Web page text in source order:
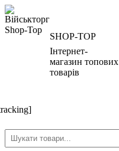
Перейти
до
вмісту
SHOP-TOP
Інтернет-
магазин топових
товарів